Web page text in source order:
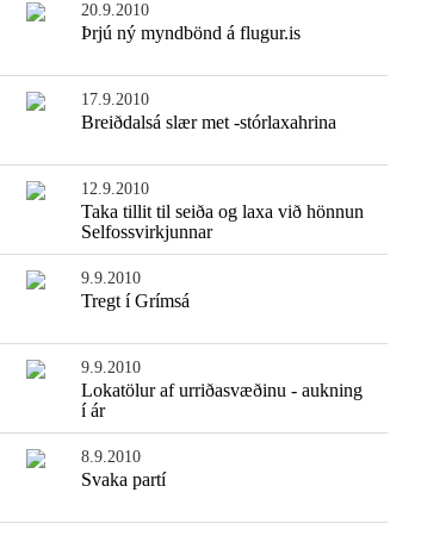
20.9.2010
Þrjú ný myndbönd á flugur.is
17.9.2010
Breiðdalsá slær met -stórlaxahrina
12.9.2010
Taka tillit til seiða og laxa við hönnun
Selfossvirkjunnar
9.9.2010
Tregt í Grímsá
9.9.2010
Lokatölur af urriðasvæðinu - aukning
í ár
8.9.2010
Svaka partí